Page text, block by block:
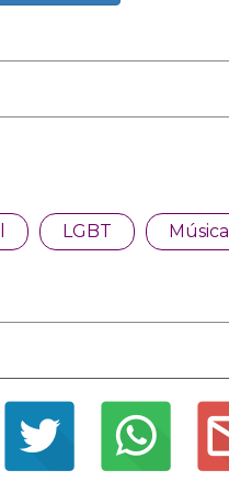
LGBT Música